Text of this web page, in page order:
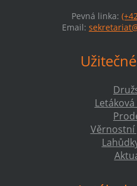
Pevná linka:
Email: